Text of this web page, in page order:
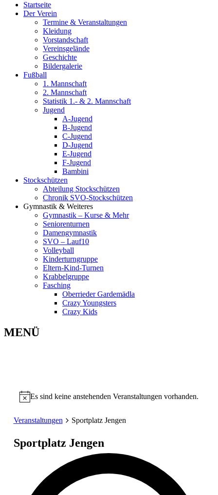
Startseite
Der Verein
Termine & Veranstaltungen
Kleidung
Vorstandschaft
Vereinsgelände
Geschichte
Bildergalerie
Fußball
1. Mannschaft
2. Mannschaft
Statistik 1.- & 2. Mannschaft
Jugend
A-Jugend
B-Jugend
C-Jugend
D-Jugend
E-Jugend
F-Jugend
Bambini
Stockschützen
Abteilung Stockschützen
Chronik SVO-Stockschützen
Gymnastik & Weiteres
Gymnastik – Kurse & Mehr
Seniorenturnen
Damengymnastik
SVO – Lauf10
Volleyball
Kinderturngruppe
Eltern-Kind-Turnen
Krabbelgruppe
Fasching
Oberrieder Gardemädla
Crazy Youngsters
Crazy Kids
MENÜ
Es sind keine anstehenden Veranstaltungen vorhanden.
Veranstaltungen Sportplatz Jengen
Sportplatz Jengen